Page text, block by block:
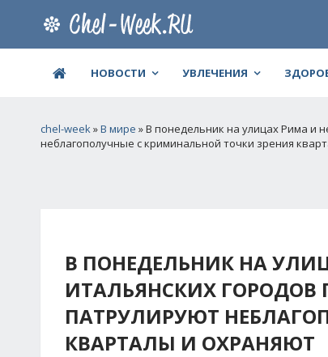
НОВОСТИ УВЛЕЧЕНИЯ
chel-week»В мире » В понедельник на улицах Рима и
неблагополучные с криминальной точки зрения
В ПОНЕДЕЛЬНИК НА
ИТАЛЬЯНСКИХ
ПАТРУЛИРУЮТ
КВАРТАЛЫ И ОХРАНЯЮТ